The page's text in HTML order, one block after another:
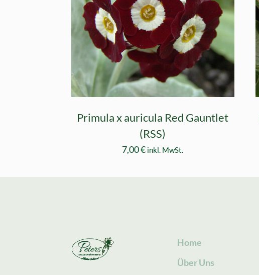
Primula x auricula Red Gauntlet
(RSS)
7,00€ inkl. MwSt.
Home
Über Uns